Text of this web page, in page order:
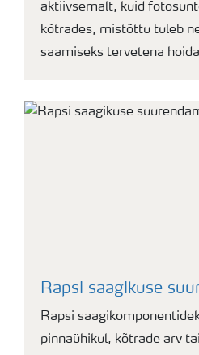
aktiivsemalt, kuid
kõtrades, mistõttu tuleb
saamiseks tervetena
Rapsi saagikuse
Rapsi
pinnaühikul, kõtrade arv